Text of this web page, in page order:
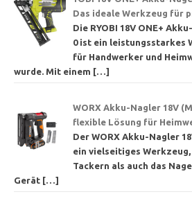
Das ideale Werkzeug für
Die RYOBI 18V ONE+
0 ist ein leistungsstarkes
für Handwerker und
wurde. Mit einem […]
WORX Akku-Nagler 18V
flexible Lösung für
Der WORX Akku-Nagler
ein vielseitiges
Tackern als auch das
Gerät […]